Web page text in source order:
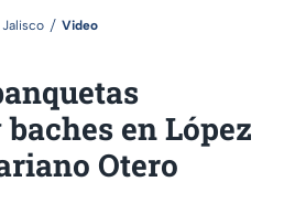
Jalisco Video
en López
Otero